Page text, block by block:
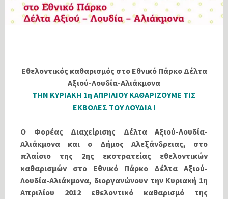
Εθελοντικός καθαρισμός στο Εθνικό Πάρκο Δέλτα
Αξιού-Λουδία-Αλιάκμονα
ΤΗΝ ΚΥΡΙΑΚΗ 1η ΑΠΡΙΛΙΟΥ ΚΑΘΑΡΙΖΟΥΜΕ ΤΙΣ
ΕΚΒΟΛΕΣ ΤΟΥ ΛΟΥΔΙΑ !
Ο Φορέας Διαχείρισης Δέλτα Αξιού-Λουδία-
Αλιάκμονα και ο Δήμος Αλεξάνδρειας, στο
πλαίσιο της 2ης εκστρατείας εθελοντικών
καθαρισμών στο Εθνικό Πάρκο Δέλτα Αξιού-
Λουδία-Αλιάκμονα, διοργανώνουν την Κυριακή 1η
Απριλίου 2012 εθελοντικό καθαρισμό της